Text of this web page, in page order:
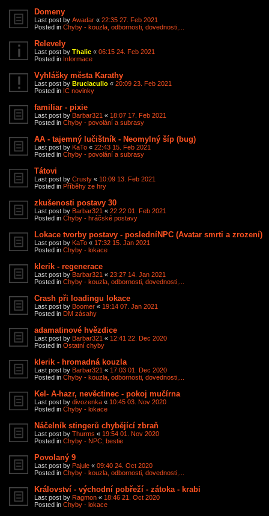
Domeny
Last post by Awadar « 22:35 27. Feb 2021
Posted in Chyby - kouzla, odbornosti, dovednosti,...
Relevely
Last post by Thalie « 06:15 24. Feb 2021
Posted in Informace
Vyhlášky města Karathy
Last post by Bruciacullo « 20:09 23. Feb 2021
Posted in IC novinky
familiar - pixie
Last post by Barbar321 « 18:07 17. Feb 2021
Posted in Chyby - povolání a subrasy
AA - tajemný lučištník - Neomylný šíp (bug)
Last post by KaTo « 22:43 15. Feb 2021
Posted in Chyby - povolání a subrasy
Tátovi
Last post by Crusty « 10:09 13. Feb 2021
Posted in Příběhy ze hry
zkušenosti postavy 30
Last post by Barbar321 « 22:22 01. Feb 2021
Posted in Chyby - hráčské postavy
Lokace tvorby postavy - posledníNPC (Avatar smrti a zrození)
Last post by KaTo « 17:32 15. Jan 2021
Posted in Chyby - lokace
klerik - regenerace
Last post by Barbar321 « 23:27 14. Jan 2021
Posted in Chyby - kouzla, odbornosti, dovednosti,...
Crash při loadingu lokace
Last post by Boomer « 19:14 07. Jan 2021
Posted in DM zásahy
adamatinové hvězdice
Last post by Barbar321 « 12:41 22. Dec 2020
Posted in Ostatní chyby
klerik - hromadná kouzla
Last post by Barbar321 « 17:03 01. Dec 2020
Posted in Chyby - kouzla, odbornosti, dovednosti,...
Kel- A-hazr, nevěctinec - pokoj mučírna
Last post by divozenka « 10:45 03. Nov 2020
Posted in Chyby - lokace
Náčelník stingerů chybějící zbraň
Last post by Thurms « 19:54 01. Nov 2020
Posted in Chyby - NPC, bestie
Povolaný 9
Last post by Pajule « 09:40 24. Oct 2020
Posted in Chyby - kouzla, odbornosti, dovednosti,...
Království - východní pobřeží - zátoka - krabi
Last post by Ragmon « 18:46 21. Oct 2020
Posted in Chyby - lokace